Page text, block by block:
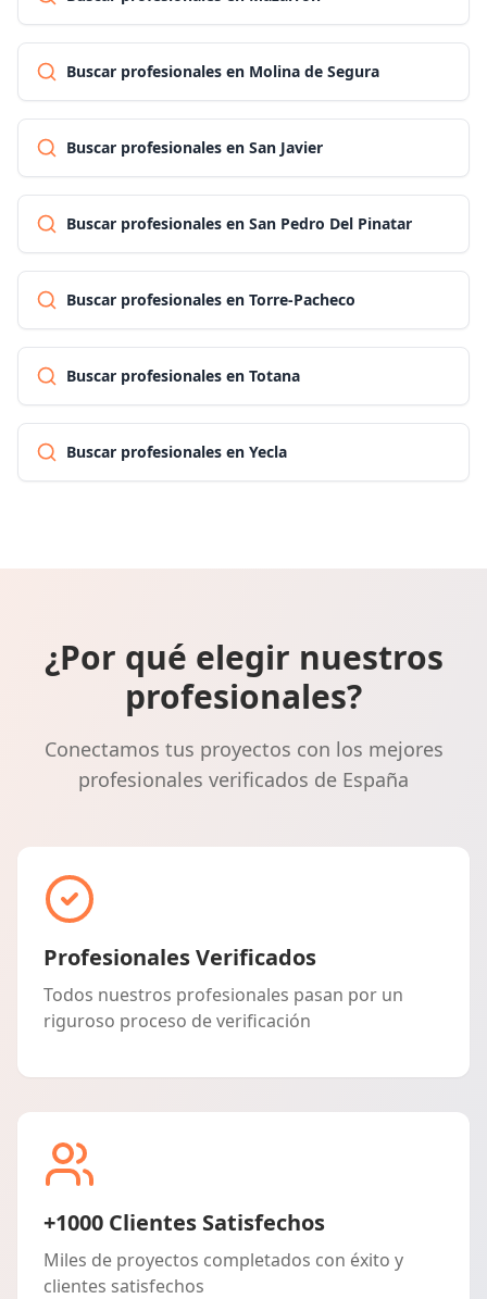
Buscar profesionales en Molina de Segura
Buscar profesionales en San Javier
Buscar profesionales en San Pedro Del Pinatar
Buscar profesionales en Torre-Pacheco
Buscar profesionales en Totana
Buscar profesionales en Yecla
¿Por qué elegir nuestros
profesionales?
Conectamos tus proyectos con los mejores
profesionales verificados de España
Profesionales Verificados
Todos nuestros profesionales pasan por un
riguroso proceso de verificación
+1000 Clientes Satisfechos
Miles de proyectos completados con éxito y
clientes satisfechos